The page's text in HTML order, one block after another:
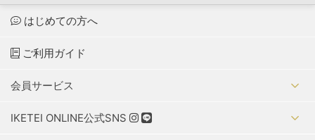
はじめての方へ
ご利用ガイド
会員サービス
IKETEI ONLINE公式SNS